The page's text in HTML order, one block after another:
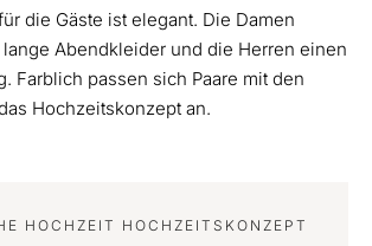
die Gäste ist elegant. Die Damen
Abendkleider und die Herren einen
Farblich passen sich Paare mit den
Hochzeitskonzept an.
HOCHZEIT HOCHZEITSKONZEPT